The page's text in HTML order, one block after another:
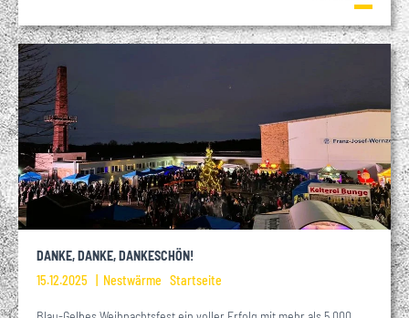
DANKE, DANKE, DANKESCHÖN!
15.12.2025
Nestwärme Startseite